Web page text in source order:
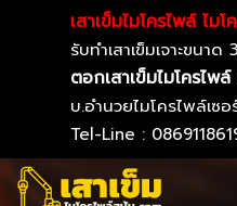
เสาเข็มไมโครไพล์ ไม
รับทำเสาเข็มเจาะขนา
ตอกเสาเข็มไมโครไพ
บ.อำนวยไมโครไพล์เซ
Tel-Line :